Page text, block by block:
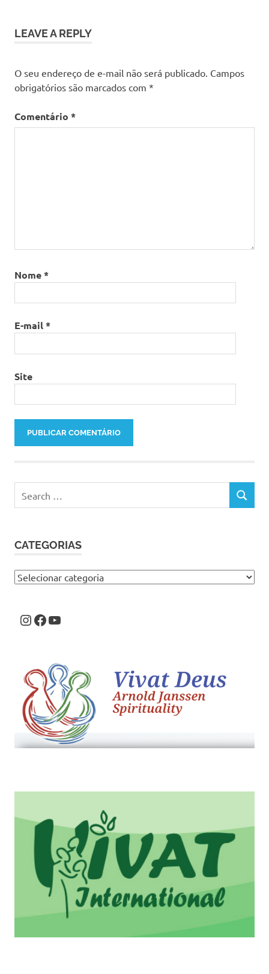
LEAVE A REPLY
O seu endereço de e-mail não será publicado. Campos
obrigatórios são marcados com *
Comentário *
Nome*
E-mail*
Site
for:
SEARCH
CATEGORIAS
Categorias
Instagram
Facebook
Youtube